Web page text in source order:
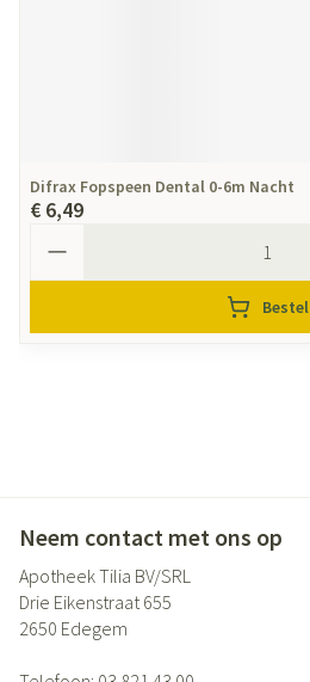
Difrax Fopspeen Dental 0-6m Nacht
€ 6,49
Bestel
Neem contact met ons op
Apotheek Tilia BV/SRL
Drie Eikenstraat 655
2650 Edegem